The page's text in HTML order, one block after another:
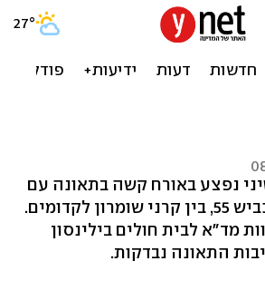
פלסטיני נפצע
באזור קרני
נפצע באורח קשה בתאונה עם
כלי רכב ישראלי בכביש 55, בין קרני שומרון לקדומים.
מד"א לבית חולים בילינסון
התאונה נבדקות.